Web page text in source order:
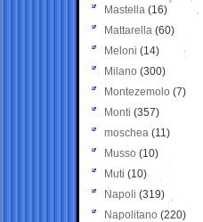
Mastella (16)
Mattarella (60)
Meloni (14)
Milano (300)
Montezemolo (7)
Monti (357)
moschea (11)
Musso (10)
Muti (10)
Napoli (319)
Napolitano (220)